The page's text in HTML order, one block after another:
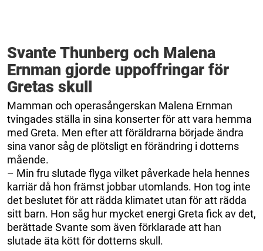
Svante Thunberg och Malena
Ernman gjorde uppoffringar för
Gretas skull
Mamman och operasångerskan Malena Ernman
tvingades ställa in sina konserter för att vara hemma
med Greta. Men efter att föräldrarna började ändra
sina vanor såg de plötsligt en förändring i dotterns
mående.
– Min fru slutade flyga vilket påverkade hela hennes
karriär då hon främst jobbar utomlands. Hon tog inte
det beslutet för att rädda klimatet utan för att rädda
sitt barn. Hon såg hur mycket energi Greta fick av det,
berättade Svante som även förklarade att han
slutade äta kött för dotterns skull.